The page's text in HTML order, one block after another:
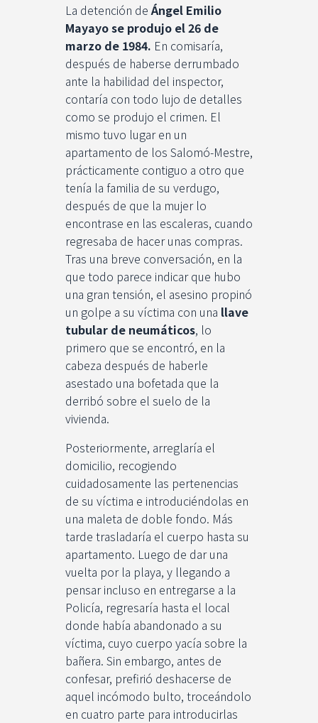
La detención deÁngel Emilio
Mayayo se produjo el 26 de
marzo de 1984. En comisaría,
después de haberse derrumbado
ante la habilidad del inspector,
contaría con todo lujo de detalles
como se produjo el crimen. El
mismo tuvo lugar en un
apartamento de los Salomó-Mestre,
prácticamente contiguo a otro que
tenía la familia de su verdugo,
después de que la mujer lo
encontrase en las escaleras, cuando
regresaba de hacer unas compras.
Tras una breve conversación, en la
que todo parece indicar que hubo
una gran tensión, el asesino propinó
un golpe a su víctima con una llave
tubular de neumáticos, lo
primero que se encontró, en la
cabeza después de haberle
asestado una bofetada que la
derribó sobre el suelo de la
vivienda.
Posteriormente, arreglaría el
domicilio, recogiendo
cuidadosamente las pertenencias
de su víctima e introduciéndolas en
una maleta de doble fondo. Más
tarde trasladaría el cuerpo hasta su
apartamento. Luego de dar una
vuelta por la playa, y llegando a
pensar incluso en entregarse a la
Policía, regresaría hasta el local
donde había abandonado a su
víctima, cuyo cuerpo yacía sobre la
bañera. Sin embargo, antes de
confesar, prefirió deshacerse de
aquel incómodo bulto, troceándolo
en cuatro parte para introducirlas